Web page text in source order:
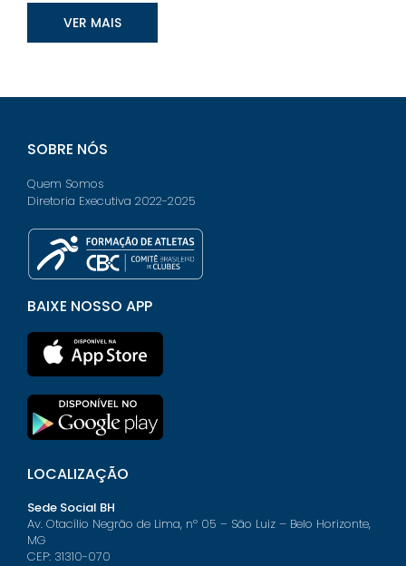
VER MAIS
SOBRE NÓS
Quem Somos
Diretoria Executiva 2022-2025
BAIXE NOSSO APP
LOCALIZAÇÃO
Sede Social BH
Av. Otacílio Negrão de Lima, nº 05 – São Luiz – Belo Horizonte,
MG
CEP: 31310-070